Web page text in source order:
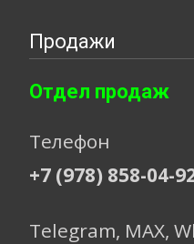
Продажи
Отдел продаж
Телефон
+7 (978) 858-04-
Telegram, МАХ,